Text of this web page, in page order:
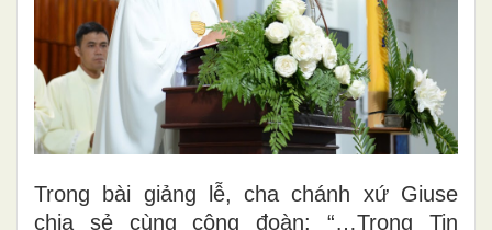
Trong bài giảng lễ, cha chánh xứ Giuse
chia sẻ cùng cộng đoàn: “…Trong Tin